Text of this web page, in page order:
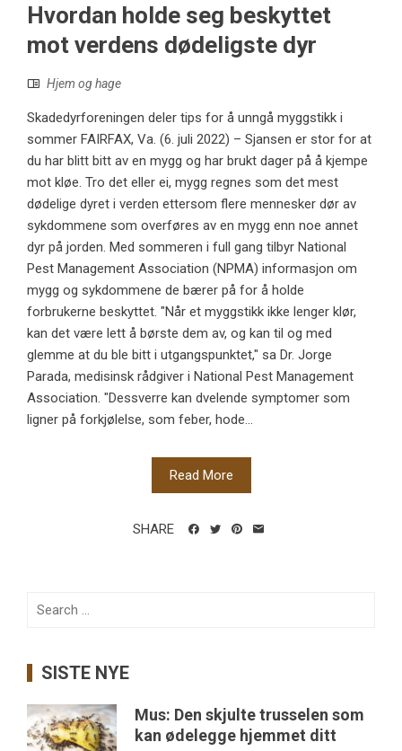
Hvordan holde seg beskyttet
mot verdens dødeligste dyr
Hjem og hage
Skadedyrforeningen deler tips for å unngå myggstikk i
sommer FAIRFAX, Va. (6. juli 2022) – Sjansen er stor for at
du har blitt bitt av en mygg og har brukt dager på å kjempe
mot kløe. Tro det eller ei, mygg regnes som det mest
dødelige dyret i verden ettersom flere mennesker dør av
sykdommene som overføres av en mygg enn noe annet
dyr på jorden. Med sommeren i full gang tilbyr National
Pest Management Association (NPMA) informasjon om
mygg og sykdommene de bærer på for å holde
forbrukerne beskyttet. "Når et myggstikk ikke lenger klør,
kan det være lett å børste dem av, og kan til og med
glemme at du ble bitt i utgangspunktet," sa Dr. Jorge
Parada, medisinsk rådgiver i National Pest Management
Association. "Dessverre kan dvelende symptomer som
ligner på forkjølelse, som feber, hode...
Read More
SHARE
Search
SISTE NYE
Mus: Den skjulte trusselen som
kan ødelegge hjemmet ditt